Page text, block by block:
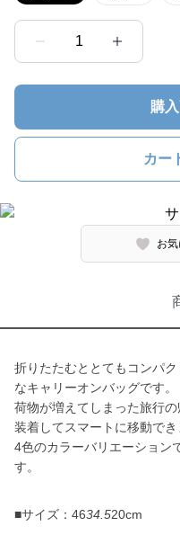
1
購
カー
お
折りたたむととてもコンパ
なキャリーオンバッグです。
荷物が増えてしまった旅行
装着してスマートに移動でき
4色のカラーバリエーション
す。
■サイズ：4634.520cm